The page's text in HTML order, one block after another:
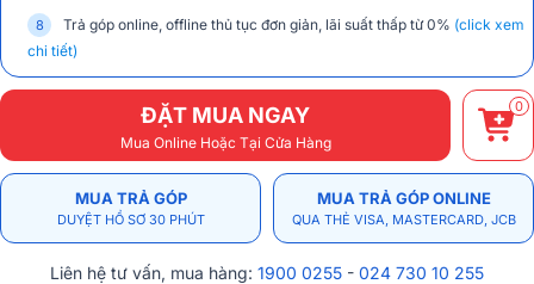
Trả góp online, offline thủ tục đơn giản, lãi suất thấp từ 0% (click xem
chi tiết)
ĐẶT MUA NGAY
Mua Online Hoặc Tại Cửa Hàng
0
MUA TRẢ GÓP
DUYỆT HỒ SƠ 30 PHÚT
MUA TRẢ GÓP ONLINE
QUA THẺ VISA, MASTERCARD, JCB
Liên hệ tư vấn, mua hàng: 1900 0255 - 024 730 10 255